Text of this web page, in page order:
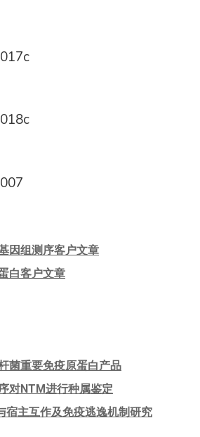
因组测序客户文章
白客户文章
菌重要免疫原蛋白产品
对NTM进行种属鉴定
宿主互作及免疫逃逸机制研究